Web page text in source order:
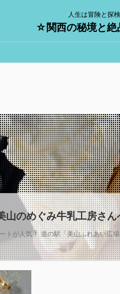
人生は冒険と探
☆関西の秘境と
山のめぐみ牛乳工房さん
トが人気！ 道の駅「美山ふれあい広